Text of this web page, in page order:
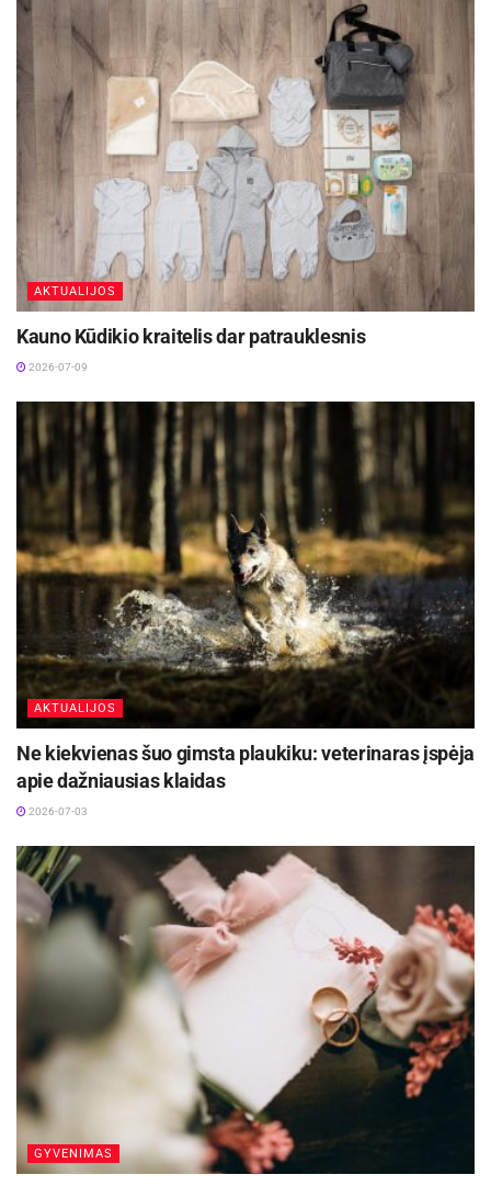
AKTUALIJOS
Kauno Kūdikio kraitelis dar patrauklesnis
2026-07-09
AKTUALIJOS
Ne kiekvienas šuo gimsta plaukiku: veterinaras įspėja
apie dažniausias klaidas
2026-07-03
GYVENIMAS